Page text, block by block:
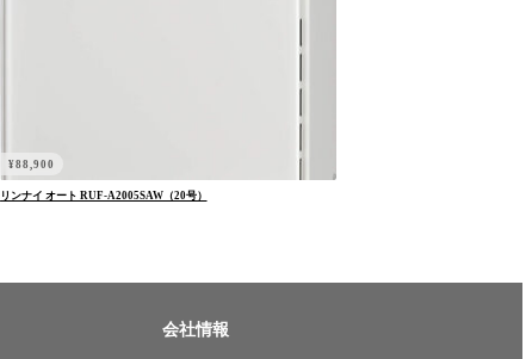
¥88,900
リンナイ オート RUF-A2005SAW（20号）
会社情報